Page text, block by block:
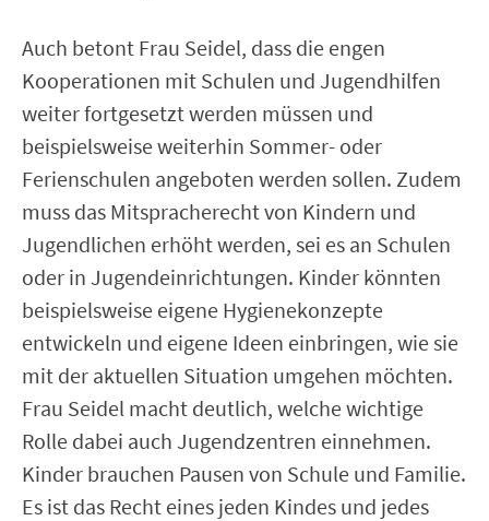
Auch betont Frau Seidel, dass die engen
Kooperationen mit Schulen und Jugendhilfen
weiter fortgesetzt werden müssen und
beispielsweise weiterhin Sommer- oder
Ferienschulen angeboten werden sollen. Zudem
muss das Mitspracherecht von Kindern und
Jugendlichen erhöht werden, sei es an Schulen
oder in Jugendeinrichtungen. Kinder könnten
beispielsweise eigene Hygienekonzepte
entwickeln und eigene Ideen einbringen, wie sie
mit der aktuellen Situation umgehen möchten.
Frau Seidel macht deutlich, welche wichtige
Rolle dabei auch Jugendzentren einnehmen.
Kinder brauchen Pausen von Schule und Familie.
Es ist das Recht eines jeden Kindes und jedes